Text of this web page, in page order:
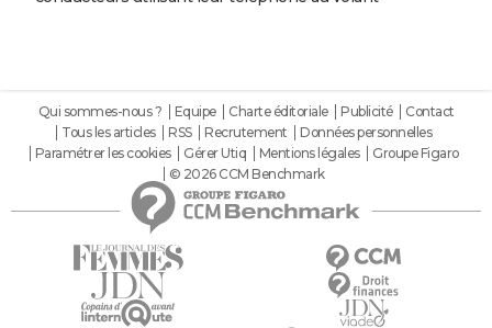
Qui sommes-nous ? Equipe Charte éditoriale Publicité
Contact
Tous les articles
RSS Recrutement
Données personnelles
Paramétrer les cookies
Gérer Utiq Mentions légales
Groupe Figaro
© 2026 CCM Benchmark